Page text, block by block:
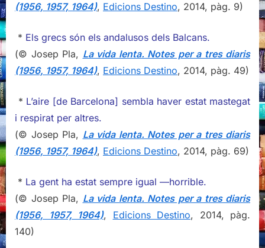
(1956, 1957, 1964), Edicions Destino, 2014, pàg. 9)
* Els grecs són els andalusos dels Balcans.
(© Josep Pla, La vida lenta. Notes per a tres diaris
(1956, 1957, 1964), Edicions Destino, 2014, pàg. 49)
* L’aire [de Barcelona] sembla haver estat mastegat
i respirat per altres.
(© Josep Pla, La vida lenta. Notes per a tres diaris
(1956, 1957, 1964), Edicions Destino, 2014, pàg. 69)
* La gent ha estat sempre igual —horrible.
(© Josep Pla, La vida lenta. Notes per a tres diaris
(1956, 1957, 1964), Edicions Destino, 2014, pàg.
140)